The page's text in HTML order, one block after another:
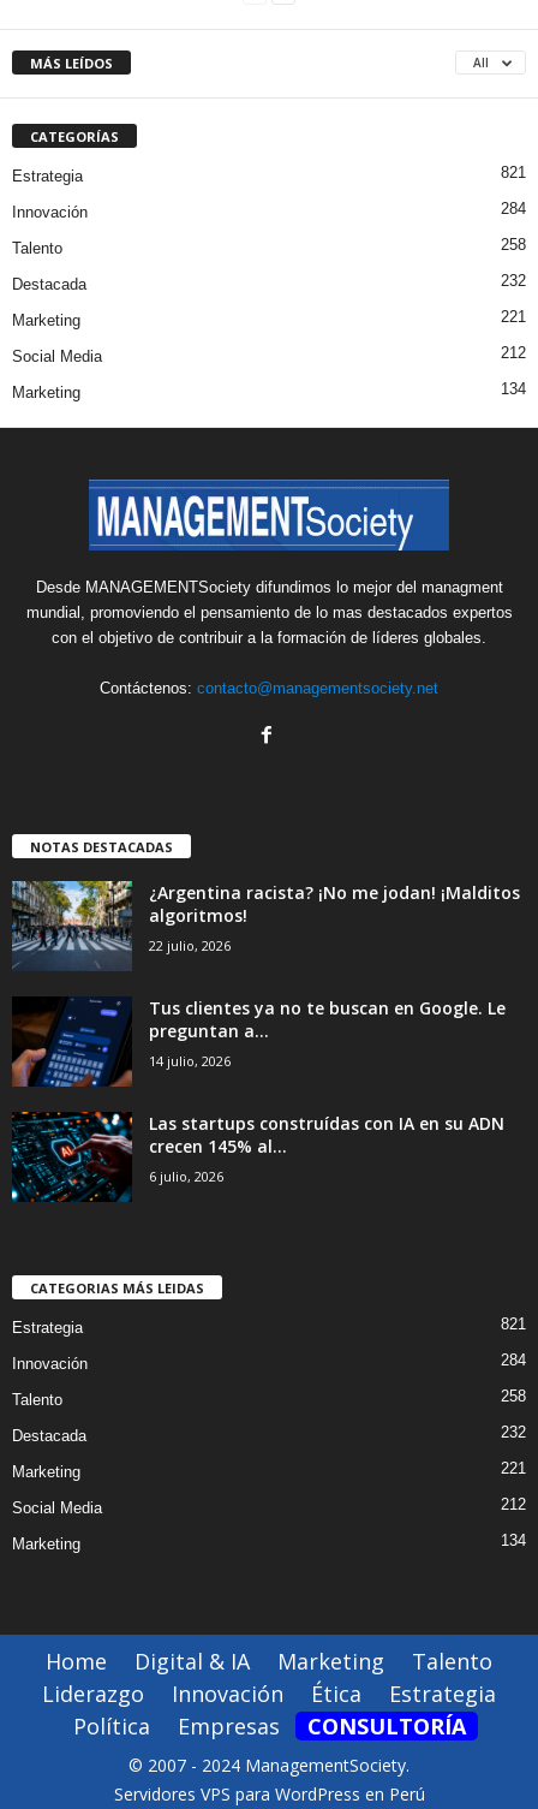
MÁS LEÍDOS All
CATEGORÍAS
Estrategia 821
Innovación 284
Talento 258
Destacada 232
Marketing 221
Social Media 212
Marketing 134
Desde MANAGEMENTSociety difundimos lo mejor del managment
mundial, promoviendo el pensamiento de lo mas destacados expertos
con el objetivo de contribuir a la formación de líderes globales.
Contáctenos: contacto@managementsociety.net
NOTAS DESTACADAS
¿Argentina racista? ¡No me jodan! ¡Malditos
algoritmos!
22 julio, 2026
Tus clientes ya no te buscan en Google. Le
preguntan a...
14 julio, 2026
Las startups construídas con IA en su ADN
crecen 145% al...
6 julio, 2026
CATEGORIAS MÁS LEIDAS
Estrategia 821
Innovación 284
Talento 258
Destacada 232
Marketing 221
Social Media 212
Marketing 134
Home Digital & IA Marketing
Talento
Liderazgo
Innovación Ética
Estrategia
Política
Empresas CONSULTORÍA
© 2007 - 2024 ManagementSociety.
Servidores VPS para WordPress en Perú